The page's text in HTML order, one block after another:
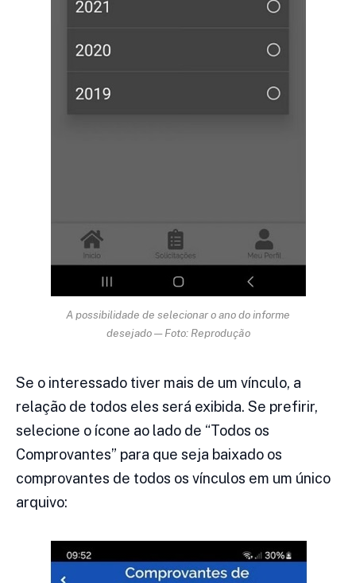
A possibilidade de selecionar o ano do informe
desejado — Foto: Reprodução
Se o interessado tiver mais de um vínculo, a
relação de todos eles será exibida. Se prefirir,
selecione o ícone ao lado de “Todos os
Comprovantes” para que seja baixado os
comprovantes de todos os vínculos em um único
arquivo: